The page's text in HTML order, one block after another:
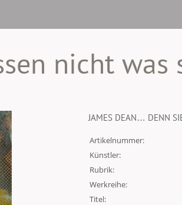
nicht was
JAMES DEAN… DENN
Artikelnummer:
Künstler:
Rubrik:
Werkreihe:
Titel: